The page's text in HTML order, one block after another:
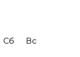
Сб Вс